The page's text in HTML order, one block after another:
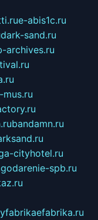
e-abis1c.ru
dark-sand.ru
archives.ru
mus.ru
bandamn.ru
cityhotel.ru
spb.ru